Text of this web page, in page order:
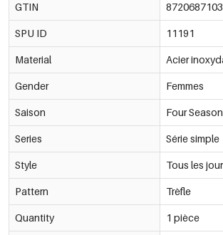
GTIN
SPU ID 11191
Material Acier
Gender Femmes
Saison Four
Series Série simple
Style Tous les
Pattern Trèfle
Quantity 1 pièce